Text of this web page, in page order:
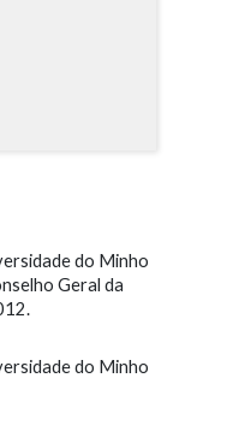
do Minho
Geral da
do Minho